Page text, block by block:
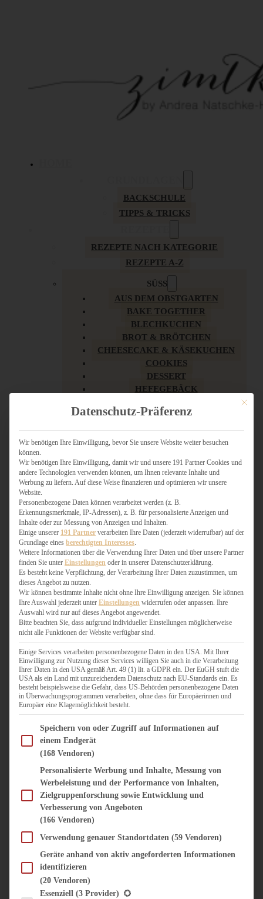
BACKSCHULE
TIPPS & TRICKS
REZEPTE NACH KATEGORIE
REZEPTE A-Z
SÜSS
AUS DEM OBSTGARTEN
BAKE TOGETHER
BLECHKUCHEN
BROT & BRÖTCHEN
CHEESECAKE & KÄSEKUCHEN
COOKIES
DESSERT
HEFEGEBÄCK
KUCHEN
LOW CARB & GESÜNDER
MY AMERICAN BAKERY
SCHOKOLADIGES
SÜSSES HAUPTGERICHT
TÖRTCHEN
VEGAN SÜSS
WEIHNACHTSBÄCKEREI
HERZHAFT
BURGER & SANDWICHES
FIX AUF DEM TISCH
FLEISCH & FISCH
GRILLEN / BARBECUE
HERZHAFTES BACKEN
ONE-POT-GERICHTE
PASTA & NUDELGERICHTE
PIZZA, TARTES & QUICHES
REIS & RISOTTO
SALATE & SNACKS
SUPPENKASPEREIEN
VORSPEISEN
SÜSS & HERZHAFT
BROTAUFSTRICH
DIPS, SAUCEN, CHUTNEYS
KÜCHENGESCHENKE
Mit
Datenschutz-Präferenz
Wir benötigen Ihre Einwilligung, bevor Sie unsere Website weiter besuchen
können.
Wir benötigen Ihre Einwilligung, damit wir und unsere 191 Partner Cookies und
andere Technologien verwenden können, um Ihnen relevante Inhalte und
Werbung zu liefern. Auf diese Weise finanzieren und optimieren wir unsere
Website.
Personenbezogene Daten können verarbeitet werden (z. B.
Erkennungsmerkmale, IP-Adressen), z. B. für personalisierte Anzeigen und
Inhalte oder zur Messung von Anzeigen und Inhalten.
Einige unserer 191 Partner verarbeiten Ihre Daten (jederzeit widerrufbar) auf der
Grundlage eines berechtigten Interesses
Weitere Informationen über die Verwendung Ihrer Daten und über unsere Partner
finden Sie unter Einstellungen oder in unserer Datenschutzerklärung.
Es besteht keine Verpflichtung, der Verarbeitung Ihrer Daten zuzustimmen, um
dieses Angebot zu nutzen.
Wir können bestimmte Inhalte nicht ohne Ihre Einwilligung anzeigen. Sie können
Ihre Auswahl jederzeit unter Einstellungen widerrufen oder anpassen. Ihre
Auswahl wird nur auf dieses Angebot angewendet.
Bitte beachten Sie, dass aufgrund individueller Einstellungen möglicherweise
nicht alle Funktionen der Website verfügbar sind.
Einige Services verarbeiten personenbezogene Daten in den USA. Mit Ihrer
Einwilligung zur Nutzung dieser Services willigen Sie auch in die Verarbeitung
Ihrer Daten in den USA gemäß Art. 49 (1) lit. a GDPR ein. Der EuGH stuft die
USA als ein Land mit unzureichendem Datenschutz nach EU-Standards ein. Es
besteht beispielsweise die Gefahr, dass US-Behörden personenbezogene Daten
in Überwachungsprogrammen verarbeiten, ohne dass für Europäerinnen und
Europäer eine Klagemöglichkeit besteht.
Im Folgenden finden Sie eine Liste der Zwecke des IAB Transparency and Consent
Speichern von oder Zugriff auf Informationen auf
einem Endgerät
(168 Vendoren)
Personalisierte Werbung und Inhalte, Messung von
Werbeleistung und der Performance von Inhalten,
Zielgruppenforschung sowie Entwicklung und
Verbesserung von Angeboten
(166 Vendoren)
Verwendung genauer Standortdaten (59 Vendoren)
Geräte anhand von aktiv angeforderten Informationen
identifizieren
(20 Vendoren)
Es folgt eine Liste der Service-Gruppen, für die eine Einwilligung erteilt werden
Essenziell (3 Provider)